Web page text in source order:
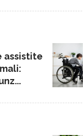
assistite